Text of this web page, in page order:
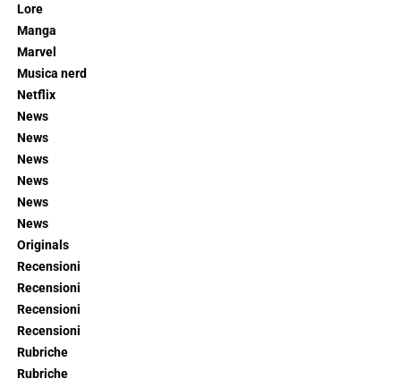
Lore
Manga
Marvel
Musica nerd
Netflix
News
News
News
News
News
News
Originals
Recensioni
Recensioni
Recensioni
Recensioni
Rubriche
Rubriche